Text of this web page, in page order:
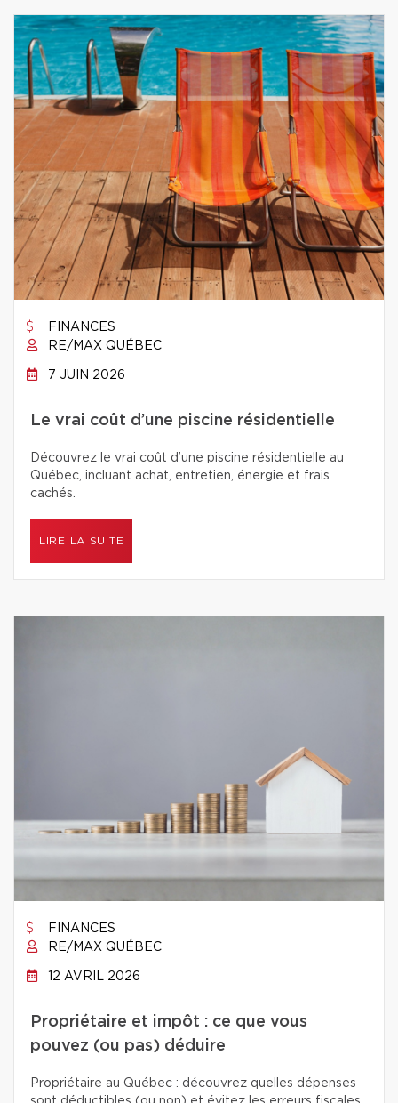
FINANCES
RE/MAX QUÉBEC
7 JUIN 2026
Le vrai coût d’une piscine résidentielle
Découvrez le vrai coût d’une piscine résidentielle au
Québec, incluant achat, entretien, énergie et frais
cachés.
LIRE LA SUITE
FINANCES
RE/MAX QUÉBEC
12 AVRIL 2026
Propriétaire et impôt : ce que vous
pouvez (ou pas) déduire
Propriétaire au Québec : découvrez quelles dépenses